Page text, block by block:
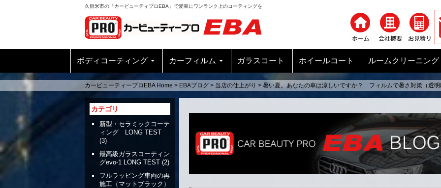
久留米市の「カービューティプロEBA」で愛車にワンランク上のコーティングを
ボディコーティング カーフィルム ガラスコート ホイールコート ルームクリーニング
カービューティープロEBA Home > EBAブログ > 当店の仕上がり > 暑い夏。あなたの車は涼しいですか？ フィルムで暑さ対策（透明
カテゴリ
新型・セラミックコーテ
ィング LONG TEST
(3)
最高級ガラスコーティン
グevo-1 LONG TEST (2)
フルラッピング車両の再
施工（マットブラック）